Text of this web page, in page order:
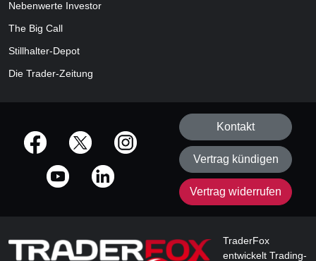
Nebenwerte Investor
The Big Call
Stillhalter-Depot
Die Trader-Zeitung
offizielle Social Media-Accounts
Kontakt
Vertrag kündigen
Vertrag widerrufen
TraderFox
entwickelt Trading-